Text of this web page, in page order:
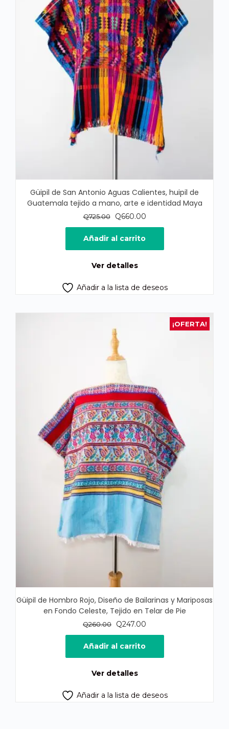
Güipil de San Antonio Aguas Calientes, huipil de
Guatemala tejido a mano, arte e identidad Maya
Q725.00
El
precio
original
era:
Q660.00El
precio
actual
es:
Añadir al carrito
Ver detalles
Añadir a la lista de deseos
¡OFERTA!
Güipil de Hombro Rojo, Diseño de Bailarinas y Mariposas
en Fondo Celeste, Tejido en Telar de Pie
Q260.00
El
precio
original
era:
Q247.00
precio
es:
Añadir al carrito
Ver detalles
Añadir a la lista de deseos